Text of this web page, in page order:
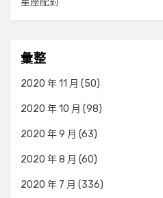
彙整
2020 年 11 月 (50)
2020 年 10 月 (98)
2020 年 9 月 (63)
2020 年 8 月 (60)
2020 年 7 月 (336)